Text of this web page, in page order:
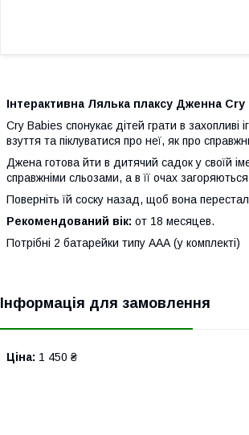
Інтерактивна Лялька плаксу Дженна
Cry Babies спонукає дітей грати в захопливі
взуття та піклуватися про неї, як про
Джена готова йти в дитячий садок у своїй
справжніми сльозами, а в її очах
Поверніть їй соску назад, щоб вона
Рекомендований вік: от 18 месяцев.
Потрібні 2 батарейки типу ААА (у комплекті)
Інформація для замовлення
Ціна: 1 450 ₴